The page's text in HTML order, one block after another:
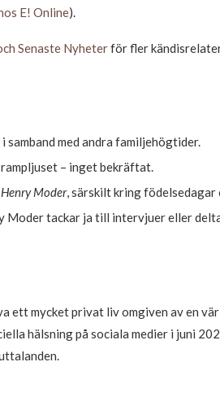
E! Online).
Senaste Nyheterför fler
med andra familjehögtider.
– inget bekräftat.
Moder, särskilt kring födelsedagar
Moder tackar ja till intervjuer eller
mycket privat liv omgiven av en
hälsning på sociala medier i juni